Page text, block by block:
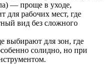
— проще в уходе,
для рабочих мест, где
вид без сложного
выбирают для зон, где
солидно, но при